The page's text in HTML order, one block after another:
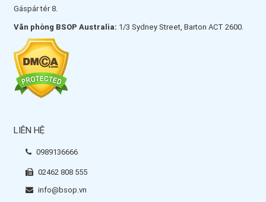
Gáspár tér 8.
Văn phòng BSOP Australia: 1/3 Sydney Street, Barton ACT 2600.
LIÊN HỆ
0989136666
02462 808 555
info@bsop.vn